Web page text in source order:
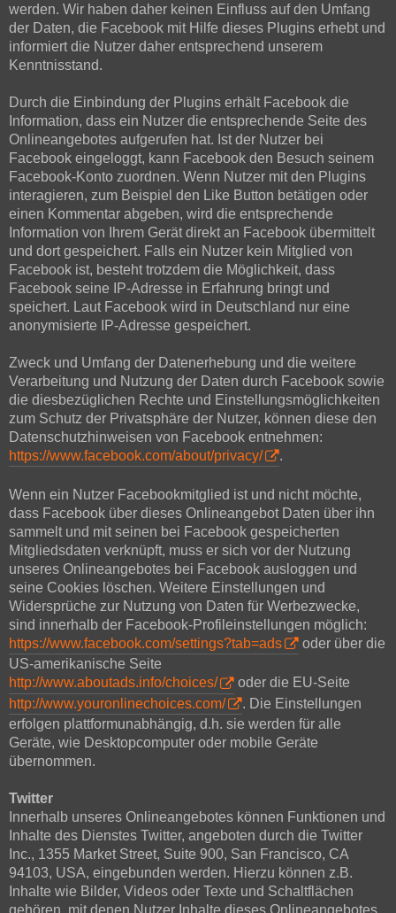
werden. Wir haben daher keinen Einfluss auf den Umfang
der Daten, die Facebook mit Hilfe dieses Plugins erhebt und
informiert die Nutzer daher entsprechend unserem
Kenntnisstand.
Durch die Einbindung der Plugins erhält Facebook die
Information, dass ein Nutzer die entsprechende Seite des
Onlineangebotes aufgerufen hat. Ist der Nutzer bei
Facebook eingeloggt, kann Facebook den Besuch seinem
Facebook-Konto zuordnen. Wenn Nutzer mit den Plugins
interagieren, zum Beispiel den Like Button betätigen oder
einen Kommentar abgeben, wird die entsprechende
Information von Ihrem Gerät direkt an Facebook übermittelt
und dort gespeichert. Falls ein Nutzer kein Mitglied von
Facebook ist, besteht trotzdem die Möglichkeit, dass
Facebook seine IP-Adresse in Erfahrung bringt und
speichert. Laut Facebook wird in Deutschland nur eine
anonymisierte IP-Adresse gespeichert.
Zweck und Umfang der Datenerhebung und die weitere
Verarbeitung und Nutzung der Daten durch Facebook sowie
die diesbezüglichen Rechte und Einstellungsmöglichkeiten
zum Schutz der Privatsphäre der Nutzer, können diese den
Datenschutzhinweisen von Facebook entnehmen:
https://www.facebook.com/about/privacy/
.
Wenn ein Nutzer Facebookmitglied ist und nicht möchte,
dass Facebook über dieses Onlineangebot Daten über ihn
sammelt und mit seinen bei Facebook gespeicherten
Mitgliedsdaten verknüpft, muss er sich vor der Nutzung
unseres Onlineangebotes bei Facebook ausloggen und
seine Cookies löschen. Weitere Einstellungen und
Widersprüche zur Nutzung von Daten für Werbezwecke,
sind innerhalb der Facebook-Profileinstellungen möglich:
https://www.facebook.com/settings?tab=ads
oder über die
US-amerikanische Seite
http://www.aboutads.info/choices/
oder die EU-Seite
http://www.youronlinechoices.com/
. Die Einstellungen
erfolgen plattformunabhängig, d.h. sie werden für alle
Geräte, wie Desktopcomputer oder mobile Geräte
übernommen.
Twitter
Innerhalb unseres Onlineangebotes können Funktionen und
Inhalte des Dienstes Twitter, angeboten durch die Twitter
Inc., 1355 Market Street, Suite 900, San Francisco, CA
94103, USA, eingebunden werden. Hierzu können z.B.
Inhalte wie Bilder, Videos oder Texte und Schaltflächen